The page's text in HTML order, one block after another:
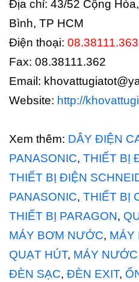
Địa chỉ: 43/52 Cộng
Bình, TP HCM
Điện thoại:
Fax: 08.38111.362
Email:
Website: http://
Xem thêm: DÂY ĐIỆN
PANASONIC, THIẾT BỊ
THIẾT BỊ ĐIỆN
PANASONIC, THIẾT BỊ
THIẾT BỊ PARAGON,
MÁY BƠM NƯỚC, MÁY
QUẠT HÚT, MÁY
ĐÈN SẠC, ĐÈN EXIT,